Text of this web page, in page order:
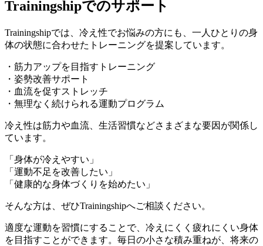
Trainingshipでのサポート
Trainingshipでは、冷え性でお悩みの方にも、一人ひとりの身
体の状態に合わせたトレーニングを提案しています。
・筋力アップを目指すトレーニング
・姿勢改善サポート
・血流を促すストレッチ
・無理なく続けられる運動プログラム
冷え性は筋力や血流、生活習慣などさまざまな要因が関係し
ています。
「身体が冷えやすい」
「運動不足を改善したい」
「健康的な身体づくりを始めたい」
そんな方は、ぜひTrainingshipへご相談ください。
適度な運動を習慣にすることで、冷えにくく疲れにくい身体
を目指すことができます。毎日の小さな積み重ねが、将来の